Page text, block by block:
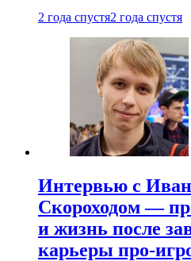
2 года спустя2 года спустя
Интервью с
Скороходом —
и жизнь после
карьеры про-